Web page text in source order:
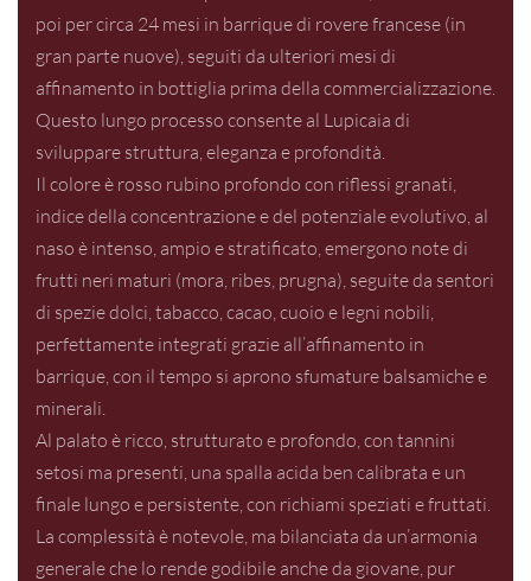
poi per circa 24 mesi in barrique di rovere francese (in
gran parte nuove), seguiti da ulteriori mesi di
affinamento in bottiglia prima della commercializzazione.
Questo lungo processo consente al Lupicaia di
sviluppare struttura, eleganza e profondità.
Il colore è rosso rubino profondo con riflessi granati,
indice della concentrazione e del potenziale evolutivo, al
naso è intenso, ampio e stratificato, emergono note di
frutti neri maturi (mora, ribes, prugna), seguite da sentori
di spezie dolci, tabacco, cacao, cuoio e legni nobili,
perfettamente integrati grazie all’affinamento in
barrique, con il tempo si aprono sfumature balsamiche e
minerali.
Al palato è ricco, strutturato e profondo, con tannini
setosi ma presenti, una spalla acida ben calibrata e un
finale lungo e persistente, con richiami speziati e fruttati.
La complessità è notevole, ma bilanciata da un’armonia
generale che lo rende godibile anche da giovane, pur